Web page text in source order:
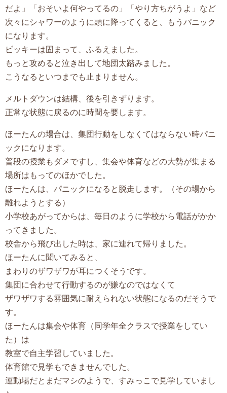
だよ」「おそいよ何やってるの」「やり方ちがうよ」など
次々にシャワーのように頭に降ってくると、もうパニック
になります。
ビッキーは固まって、ふるえました。
もっと攻めると泣き出して地団太踏みました。
こうなるといつまでも止まりません。
メルトダウンは結構、後を引きずります。
正常な状態に戻るのに時間を要します。
ほーたんの場合は、集団行動をしなくてはならない時パニ
ックになります。
普段の授業もダメですし、集会や体育などの大勢が集まる
場所はもってのほかでした。
ほーたんは、パニックになると脱走します。（その場から
離れようとする）
小学校あがってからは、毎日のように学校から電話がかか
ってきました。
校舎から飛び出した時は、家に連れて帰りました。
ほーたんに聞いてみると、
まわりのザワザワが耳につくそうです。
集団に合わせて行動するのが嫌なのではなくて
ザワザワする雰囲気に耐えられない状態になるのだそうで
す。
ほーたんは集会や体育（同学年全クラスで授業をしてい
た）は
教室で自主学習していました。
体育館で見学もできませんでした。
運動場だとまだマシのようで、すみっこで見学していまし